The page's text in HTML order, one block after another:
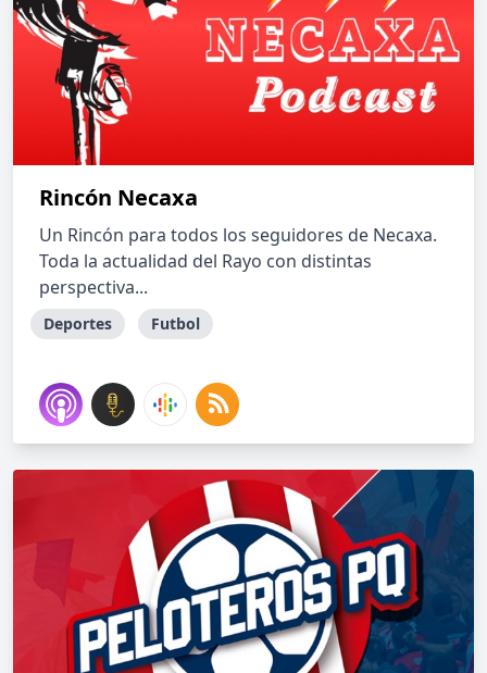
Rincón Necaxa
Un Rincón para todos los seguidores de Necaxa.
Toda la actualidad del Rayo con distintas
perspectiva...
Deportes Futbol